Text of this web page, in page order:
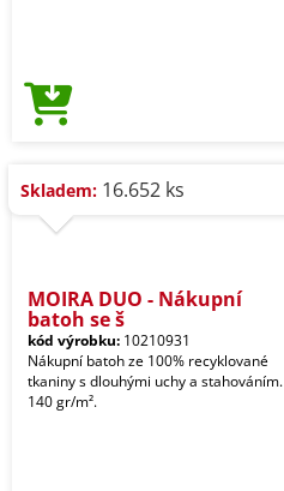
Skladem: 16.652 ks
MOIRA DUO - Nákupní
batoh se š
kód výrobku: 10210931
Nákupní batoh ze 100% recyklované
tkaniny s dlouhými uchy a stahováním.
140 gr/m².